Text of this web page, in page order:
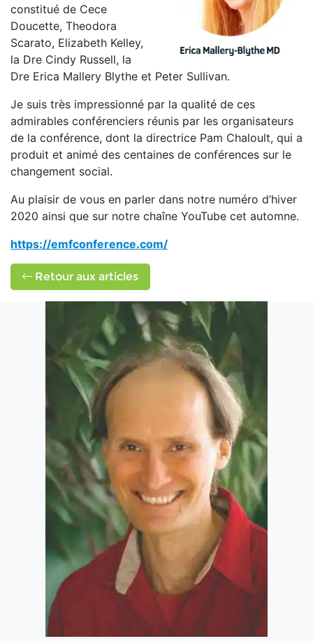
constitué de Cece
Doucette, Theodora
Scarato, Elizabeth Kelley,
la Dre Cindy Russell, la
Dre Erica Mallery Blythe et Peter Sullivan.
Je suis très impressionné par la qualité de ces
admirables conférenciers réunis par les organisateurs
de la conférence, dont la directrice Pam Chaloult, qui a
produit et animé des centaines de conférences sur le
changement social.
Au plaisir de vous en parler dans notre numéro d’hiver
2020 ainsi que sur notre chaîne YouTube cet automne.
https://emfconference.com/
Retour aux articles